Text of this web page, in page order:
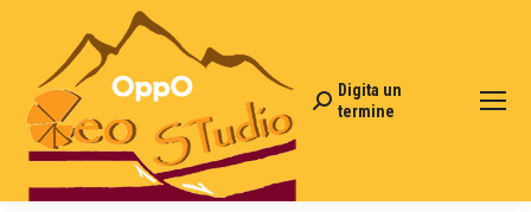
Cerca:Digita un
termine